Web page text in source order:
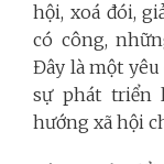
hội, xoá đói,
có công,
Đây là một yêu
sự phát triển
hướng xã hội